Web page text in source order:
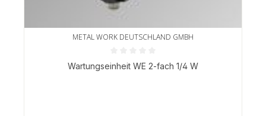
METAL WORK DEUTSCHLAND GMBH
Durchschnittliche Bewertung von 0 von 5 Sternen
Wartungseinheit WE 2-fach 1/4 W